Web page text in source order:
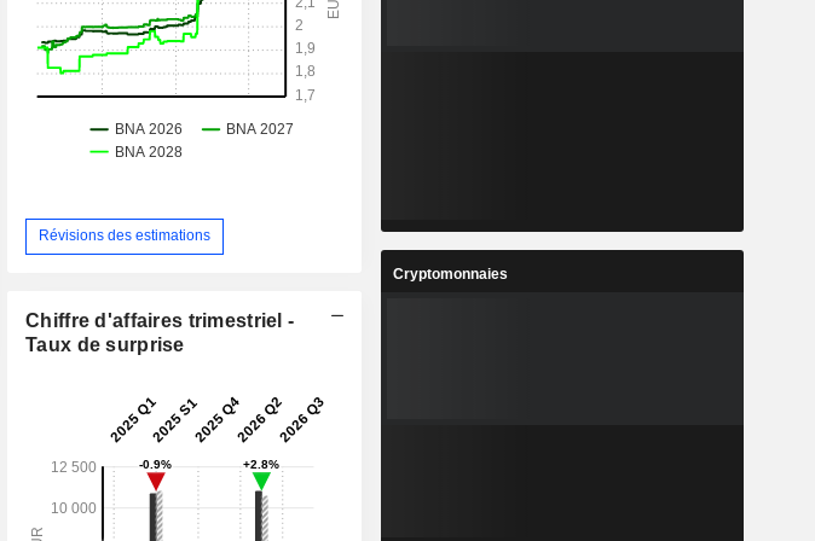
-0,48 %
1,32 1,708 1,748
2,3 %
21,55 %
17,98 % 12,27 %
1 041 573 1 023 564 1 023 564 1 023 564
Révisions des estimations
Chiffre d'affaires trimestriel -
Taux de surprise
Cryptomonnaies